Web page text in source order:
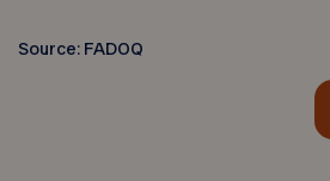
Source: FADOQ